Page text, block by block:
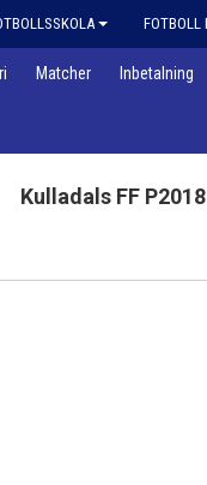
FOTBOLL
Matcher Inbetalning
Kulladals FF P2018